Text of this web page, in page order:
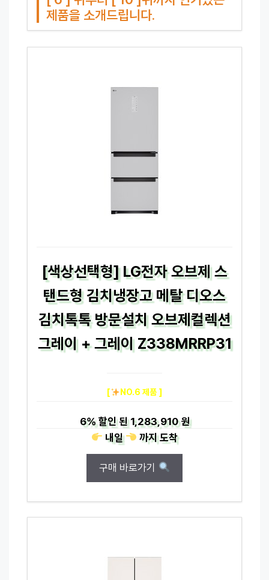
제품을 소개드립니다.
[색상선택형] LG전자 오브제 스
탠드형 김치냉장고 메탈 디오스
김치톡톡 방문설치 오브제컬렉션
그레이 + 그레이 Z338MRRP31
[ NO.6 제품 ]
6%할인 된1,283,910 원
내일
까지도착
구매 바로가기